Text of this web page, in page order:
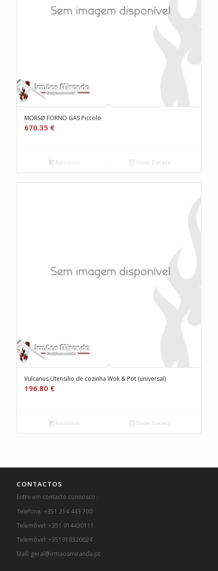
MORSØ FORNO GAS Piccolo
670.35 €
Adicionar Show Details
Vulcanus Utensilio de cozinha Wok & Pot (universal)
196.80 €
Adicionar Show Details
CONTACTOS
Entre em contacto connosco :
Telefone: +351 214 443 700
Telemóvel: +351 914430111
Telemóvel: +351919320024
Mail: geral@irmaosmiranda.pt